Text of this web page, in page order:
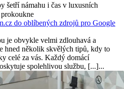
šetří námahu i čas v luxusních
do oblíbených zdrojů pro Google
je obvykle velmi zdlouhavá a
hned několik skvělých tipů, kdy to
celé za vás. Každý domácí
spolehlivou službu, [...]...